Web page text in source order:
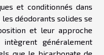
et conditionnés dans
déodorants solides se
et leur approche
intègrent généralement